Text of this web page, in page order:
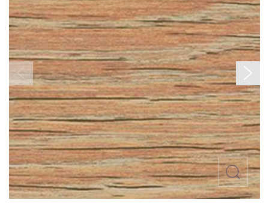
Bildergalerie
springen